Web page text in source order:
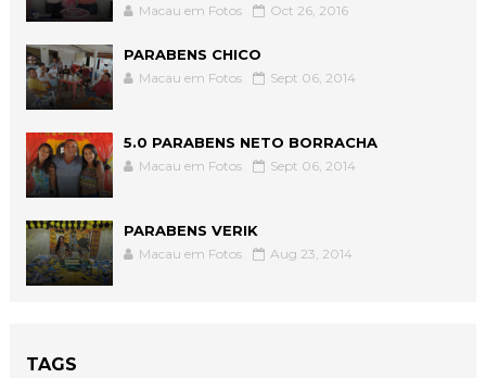
Macau em Fotos Oct 26, 2016
PARABENS CHICO
Macau em Fotos Sept 06, 2014
5.0 PARABENS NETO BORRACHA
Macau em Fotos Sept 06, 2014
PARABENS VERIK
Macau em Fotos Aug 23, 2014
TAGS